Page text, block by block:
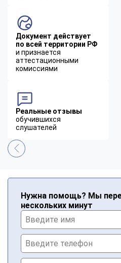
Документ действует
по всей территории РФ
и признается
аттестационными
комиссиями
Реальные отзывы
обучившихся
слушателей
Нужна помощь? Мы
нескольких минут